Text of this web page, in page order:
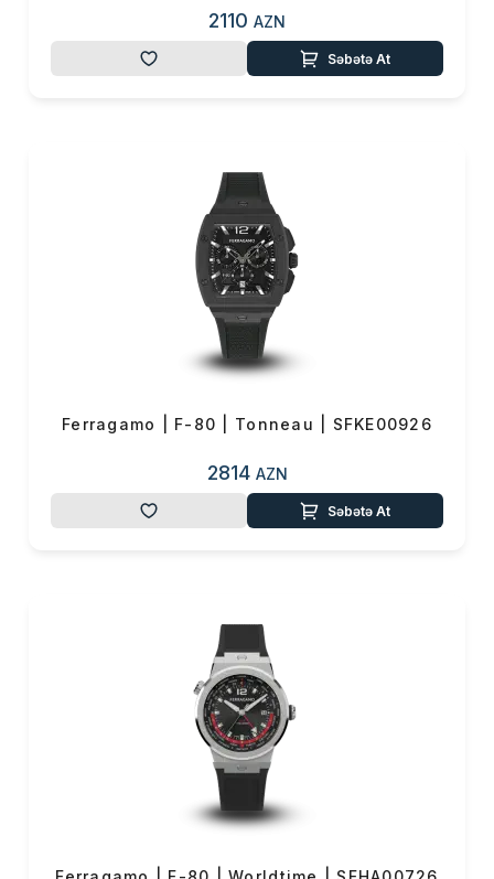
2110 AZN
Səbətə At
Ferragamo | F-80 | Tonneau | SFKE00926
2814 AZN
Səbətə At